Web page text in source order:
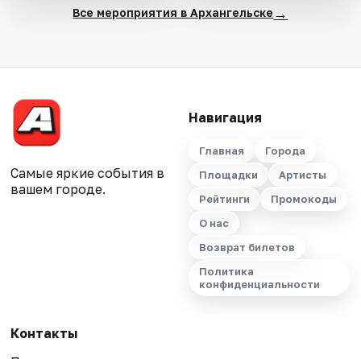
Все мероприятия в Архангельске →
Самые яркие события в
вашем городе.
Навигация
Главная
Города
Площадки
Артисты
Рейтинги
Промокоды
О нас
Возврат билетов
Политика
конфиденциальности
Контакты